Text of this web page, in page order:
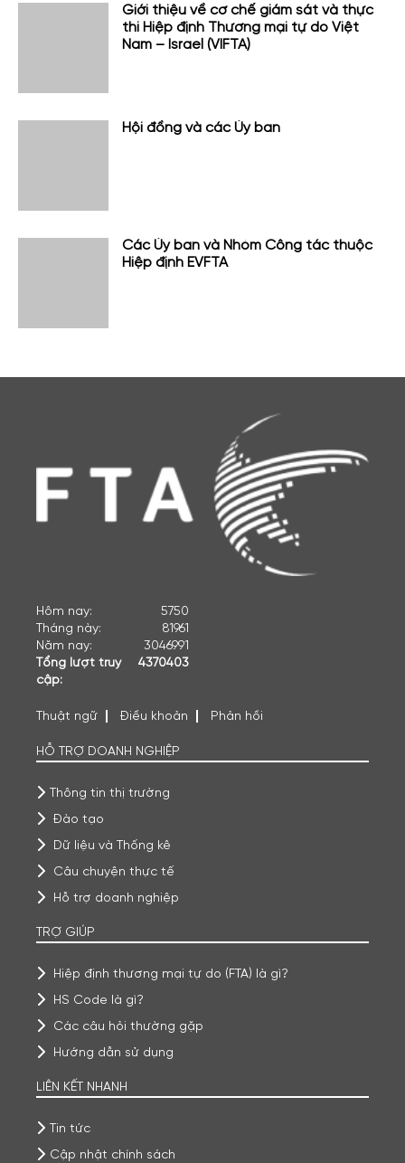
Giới thiệu về cơ chế giám sát và thực
thi Hiệp định Thương mại tự do Việt
Nam – Israel (VIFTA)
Hội đồng và các Ủy ban
Các Ủy ban và Nhóm Công tác thuộc
Hiệp định EVFTA
Hôm nay:
5750
Tháng này:
81961
Năm nay:
3046991
Tổng lượt truy
cập:
4370403
Thuật ngữ Điều khoản Phản hồi
HỖ TRỢ DOANH NGHIỆP
Thông tin thị trường
Đào tạo
Dữ liệu và Thống kê
Câu chuyện thực tế
Hỗ trợ doanh nghiệp
TRỢ GIÚP
Hiệp định thương mại tự do (FTA) là gì?
HS Code là gì?
Các câu hỏi thường gặp
Hướng dẫn sử dụng
LIÊN KẾT NHANH
Tin tức
Cập nhật chính sách